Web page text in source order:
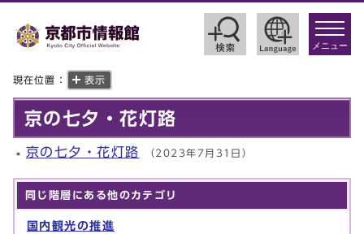
toggle
メニュー
現在位置： 表示
京の七夕・花灯路
京の七夕・花灯路 （2023年7月31日）
同じ階層にある他のカテゴリ
国内観光の推進